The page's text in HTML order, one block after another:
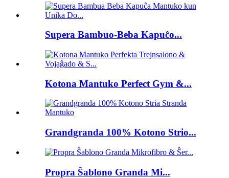
Supera Bambuo-Beba Kapuĉo...
Kotona Mantuko Perfect Gym &...
Grandgranda 100% Kotono Strio...
Propra Ŝablono Granda Mi...